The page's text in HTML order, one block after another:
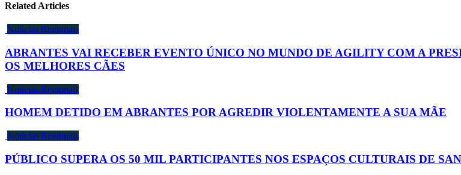
Related Articles
Notícias Regionais
ABRANTES VAI RECEBER EVENTO ÚNICO NO MUNDO DE AGILITY COM A
OS MELHORES CÃES
Notícias Regionais
HOMEM DETIDO EM ABRANTES POR AGREDIR VIOLENTAMENTE A SUA MÃE
Notícias Regionais
PÚBLICO SUPERA OS 50 MIL PARTICIPANTES NOS ESPAÇOS CULTURAIS DE